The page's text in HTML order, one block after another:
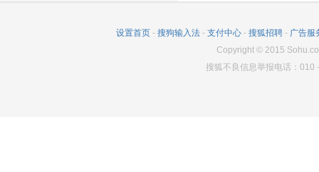
设置首页 - 搜狗输入法 - 支付中心 - 搜狐招聘 - 广告服
Copyright© 2015
搜狐不良信息举报电话：010